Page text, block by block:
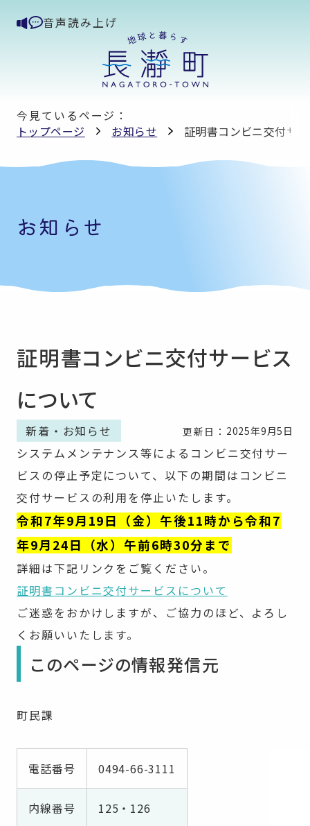
音声読み上げ
今見ているページ：
トップページ
お知らせ 証明書コンビニ交付サ
お知らせ
証明書コンビニ交付サービス
について
新着・お知らせ 更新日： 2025年9月5日
システムメンテナンス等によるコンビニ交付サー
ビスの停止予定について、以下の期間はコンビニ
交付サービスの利用を停止いたします。
令和7年9月19日（金）午後11時から令和7
年9月24日（水）午前6時30分まで
詳細は下記リンクをご覧ください。
証明書コンビニ交付サービスについて
ご迷惑をおかけしますが、ご協力のほど、よろし
くお願いいたします。
このページの情報発信元
町民課
電話番号 0494-66-3111
内線番号 125・126